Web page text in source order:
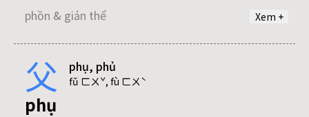
kỳ
phồn & giản thể
Xem +
phồn & giản thể
già
phồn & giản thể
父 phụ, phủ
fǔ ㄈㄨˇ, fù ㄈㄨˋ
phụ